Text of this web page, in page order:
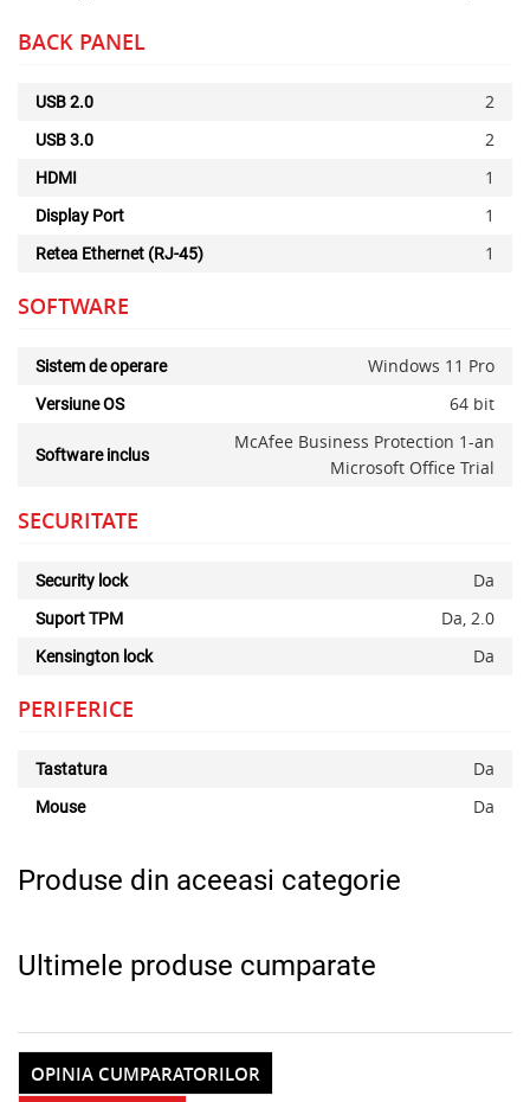
BACK PANEL
USB 2.0 2
USB 3.0 2
HDMI 1
Display Port 1
Retea Ethernet (RJ-45) 1
SOFTWARE
Sistem de operare Windows 11 Pro
Versiune OS 64 bit
Software inclus
McAfee Business Protection 1-an
Microsoft Office Trial
SECURITATE
Security lock Da
Suport TPM Da, 2.0
Kensington lock Da
PERIFERICE
Tastatura Da
Mouse Da
Produse din aceeasi categorie
Ultimele produse cumparate
OPINIA CUMPARATORILOR